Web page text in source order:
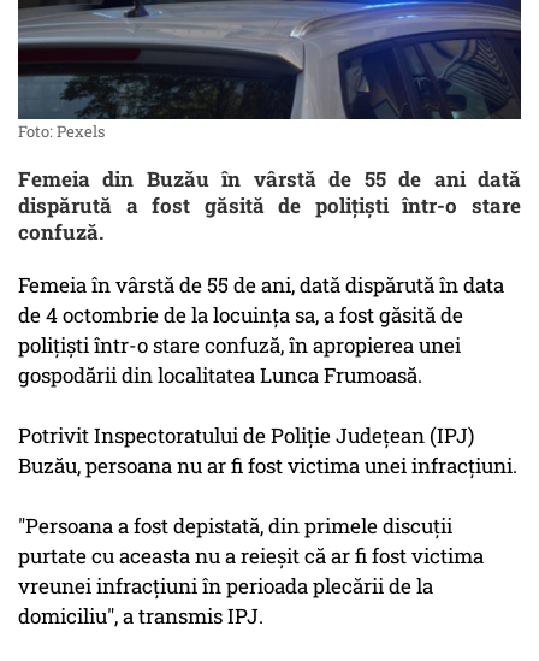
Foto: Pexels
Femeia din Buzău în vârstă de 55 de ani dată
dispărută a fost găsită de poliţişti într-o stare
confuză.
Femeia în vârstă de 55 de ani, dată dispărută în data
de 4 octombrie de la locuinţa sa, a fost găsită de
poliţişti într-o stare confuză, în apropierea unei
gospodării din localitatea Lunca Frumoasă.
Potrivit Inspectoratului de Poliţie Judeţean (IPJ)
Buzău, persoana nu ar fi fost victima unei infracţiuni.
"Persoana a fost depistată, din primele discuţii
purtate cu aceasta nu a reieşit că ar fi fost victima
vreunei infracţiuni în perioada plecării de la
domiciliu", a transmis IPJ.